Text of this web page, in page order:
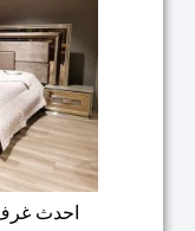
احدث غرف